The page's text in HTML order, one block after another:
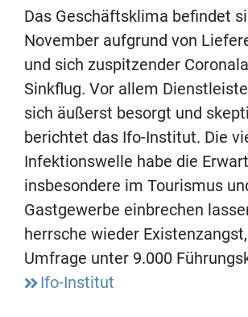
Das Geschäftsklima befindet
November aufgrund von
und sich zuspitzender
Sinkflug. Vor allem
sich äußerst besorgt und
berichtet das Ifo-Institut. Die
Infektionswelle habe die
insbesondere im Tourismus
Gastgewerbe einbrechen
herrsche wieder
Umfrage unter 9.000
Ifo-Institut